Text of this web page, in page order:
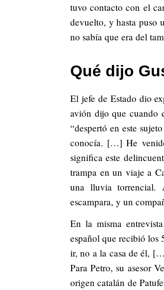
tuvo contacto con el
devuelto, y hasta puso
no sabía que era del
Qué dijo
El jefe de Estado dio
avión dijo que cuando
“despertó en este
conocía. […] He
significa este
trampa en un viaje a
una lluvia torrencial.
escampara, y un
En la misma
español que recibió los
ir, no a la casa de él,
Para Petro, su asesor
origen catalán de